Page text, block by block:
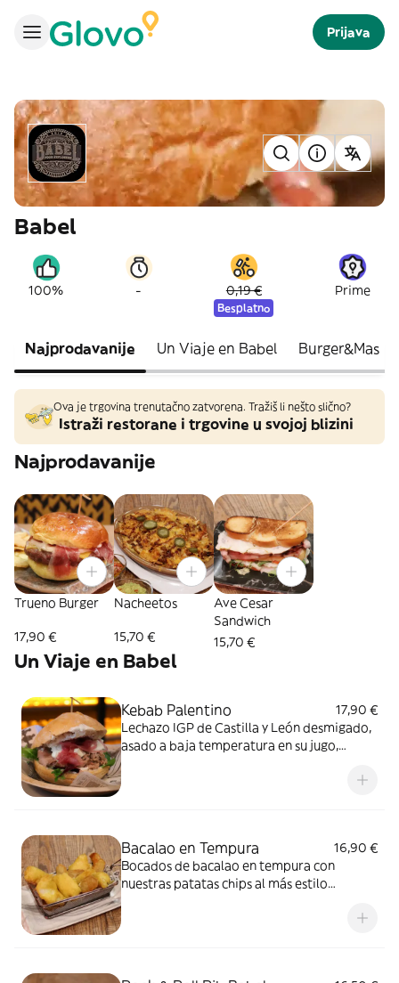
Prijava
Babel
100% - 0,19 €
Besplatno
Prime
Najprodavanije Un Viaje en Babel Burger&Mas
Ova je trgovina trenutačno zatvorena. Tražiš li nešto slično?
Istraži restorane i trgovine u svojoj blizini
Najprodavanije
Trueno Burger
17,90 €
Nacheetos
15,70 €
Ave Cesar
Sandwich
15,70 €
Un Viaje en Babel
Kebab Palentino
17,90 €
Lechazo IGP de Castilla y León desmigado,
asado a baja temperatura en su jugo,
cebolla encurtida con una suave salsa de
Bacalao en Tempura
16,90 €
Bocados de bacalao en tempura con
nuestras patatas chips al más estilo